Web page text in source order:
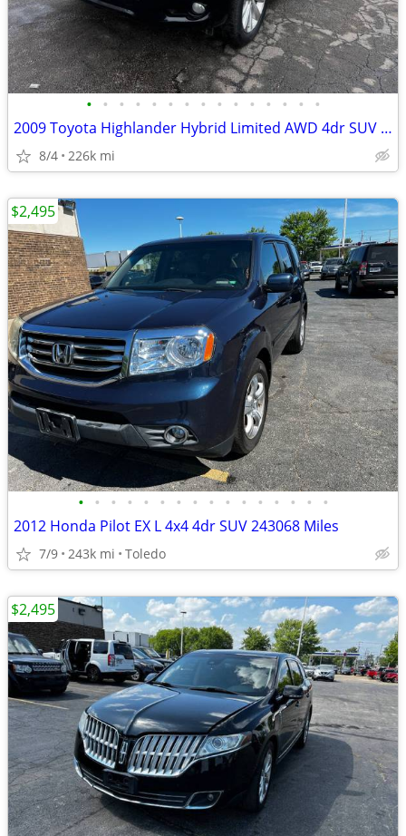
• • • • • • • • • • • • • • •
2009 Toyota Highlander Hybrid Limited AWD 4dr SUV 225792 Miles
8/4 226k mi
• • • • • • • • • • • • • • • •
2012 Honda Pilot EX L 4x4 4dr SUV 243068 Miles
7/9 243k mi Toledo
$2,495
$2,495